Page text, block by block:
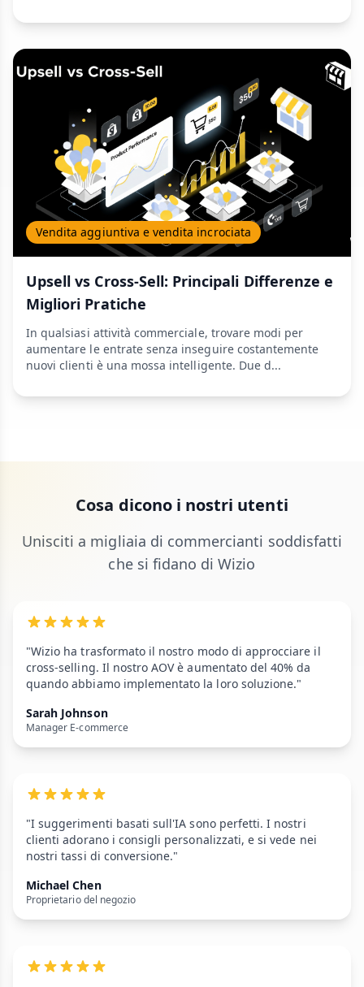
Vendita aggiuntiva e vendita incrociata
Upsell vs Cross-Sell: Principali Differenze e
Migliori Pratiche
In qualsiasi attività commerciale, trovare modi per
aumentare le entrate senza inseguire costantemente
nuovi clienti è una mossa intelligente. Due d...
Cosa dicono i nostri utenti
Unisciti a migliaia di commercianti soddisfatti
che si fidano di Wizio
"Wizio ha trasformato il nostro modo di approcciare il
cross-selling. Il nostro AOV è aumentato del 40% da
quando abbiamo implementato la loro soluzione."
Sarah Johnson
Manager E-commerce
"I suggerimenti basati sull'IA sono perfetti. I nostri
clienti adorano i consigli personalizzati, e si vede nei
nostri tassi di conversione."
Michael Chen
Proprietario del negozio